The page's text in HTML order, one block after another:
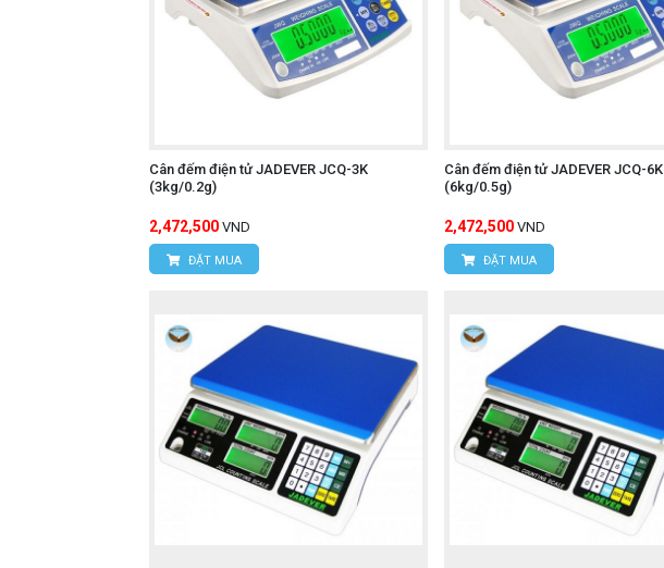
Cân đếm điện tử JADEVER JCQ-3K
(3kg/0.2g)
2,472,500 VND
ĐẶT MUA
Cân đếm điện tử JADEVER JCQ-6K
(6kg/0.5g)
2,472,500 VND
ĐẶT MUA